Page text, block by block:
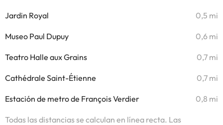
Jardin Royal 0,5 mi
Museo Paul Dupuy 0,6 mi
Teatro Halle aux Grains 0,7 mi
Cathédrale Saint-Étienne 0,7 mi
Estación de metro de François Verdier 0,8 mi
Todas las distancias se calculan en línea recta. Las